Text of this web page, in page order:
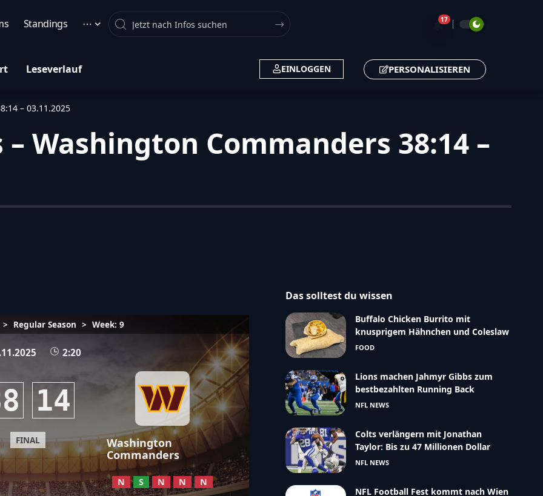
Standings ⋯ Search 🔔17
Leseverlauf EINLOGGEN PERSONALISIEREN
– 03.11.2025
Washington Commanders 38:14 –
> Regular Season > Week: 9
2:20
14
FINAL
Washington
Commanders
N S N N N
Das solltest du wissen
Buffalo Chicken Burrito mit
knusprigem Hähnchen und Coleslaw
FOOD
Lions machen Jahmyr Gibbs zum
bestbezahlten Running Back
NFL NEWS
Colts verlängern mit Jonathan
Taylor: Bis zu 47 Millionen Dollar
NFL NEWS
NFL Football Fest kommt nach Wien